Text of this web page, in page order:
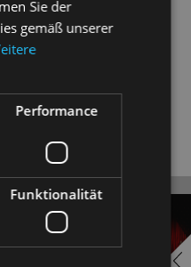
€
Sie der
gemäß unserer
Performance
Funktionalität